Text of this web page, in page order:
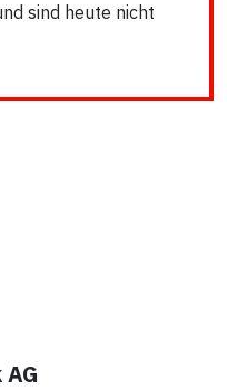
sind heute nicht